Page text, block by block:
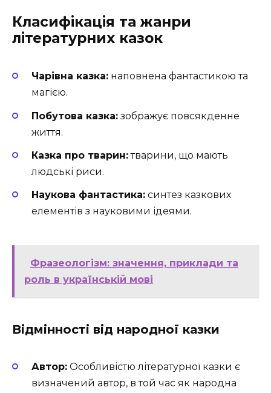
Класифікація та жанри
літературних казок
Чарівна казка: наповнена фантастикою та
магією.
Побутова казка: зображує повсякденне
життя.
Казка про тварин:тварини, що мають
людські риси.
Наукова фантастика: синтез казкових
елементів з науковими ідеями.
Фразеологізм: значення, приклади та
роль в українській мові
Відмінності від народної казки
Автор: Особливістю літературної казки є
визначений автор, в той час як народна